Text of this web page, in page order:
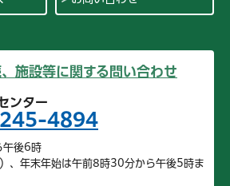
施設等に関する問い合わせ
ンター
4894
午後6時
、年末年始は午前8時30分から午後5時ま